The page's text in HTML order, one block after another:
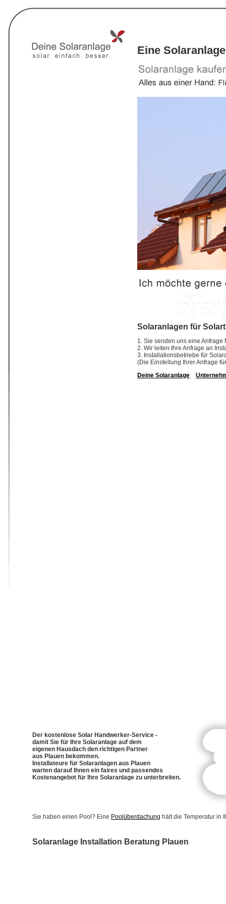
Eine
Solaranlagen für
1. Sie senden uns eine
2. Wir leiten Ihre Anfrage an
3. Installationsbetriebe für
(Die Einstellung Ihrer Anfrage
Deine Solaranlage
Der kostenlose Solar Handwerker-Service -
damit Sie für Ihre Solaranlage auf dem
eigenen Hausdach den richtigen Partner
aus Plauen bekommen.
Installateure für Solaranlagen aus Plauen
warten darauf Ihnen ein faires und passendes
Kostenangebot für Ihre Solaranlage zu unterbreiten.
Sie haben einen Pool? Eine Poolüberdachung hält die Temperatur in
Solaranlage Installation Beratung Plauen